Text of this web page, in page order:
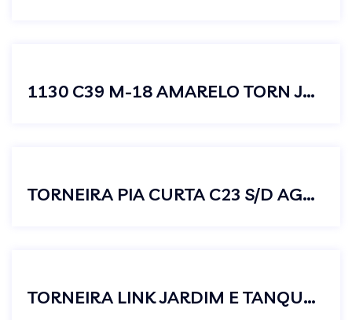
1130 C39 M-18 AMARELO TORN JARDIM LONGA
TORNEIRA PIA CURTA C23 S/D AGUA JUNIOR FRIA
TORNEIRA LINK JARDIM E TANQUE COM ADAPTADOR DE MANGUEIRA